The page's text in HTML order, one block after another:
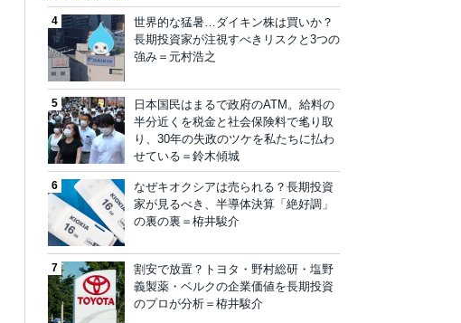
世界的な猛暑…ダイキン株は買いか？
長期投資家が注視すべきリスクと3つの
強み＝元村浩之
日本国民はまるで政府のATM。給料の
半分近くを税金と社会保険料で毟り取
り、30年の失政のツケを私たちに払わ
せている＝鈴木傾城
なぜキオクシアは売られる？長期投資
家が見るべき、半導体決算「絶好調」
の裏の裏＝栫井駿介
割安で放置？トヨタ・野村総研・塩野
義製薬・ベルクの企業価値を長期投資
のプロが分析＝栫井駿介